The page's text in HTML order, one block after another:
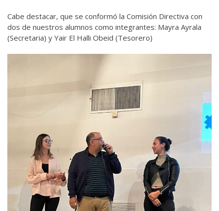
Cabe destacar, que se conformó la Comisión Directiva con
dos de nuestros alumnos como integrantes: Mayra Ayrala
(Secretaria) y Yair El Halli Obeid (Tesorero)